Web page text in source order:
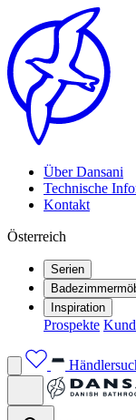
Über Dansani
Technische
Kontakt
Österreich
Serien
Inspiration
Prospekte